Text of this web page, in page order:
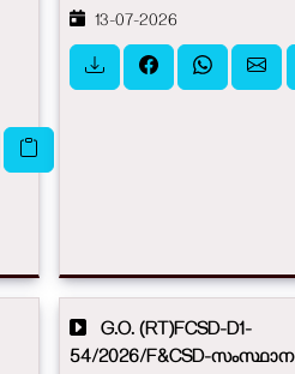
13-07-2026
G.O. (RT)FCSD-D1-
54/2026/F&CSD-സംസ്ഥാന